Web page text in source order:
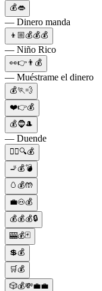
💰👄
— Dinero manda
👦🏼💰💰💰
— Niño Rico
👀👉👨💰
— Muéstrame el dinero
💰🏃💨
❤️👉💰
💰🧔🎩
— Duende
🕵️‍♂️🔍💰
🚬💰💣
🥚💰🤲
💼🐽💰
💰💰💰🔒
🎰💰🃏
💲💰
🛒💰
🎲💰💸💼💼